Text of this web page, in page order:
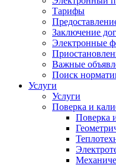
Тарифы
Заключение
Электронные
Важные
Поиск
Услуги
Услуги
Поверка и
Поверка